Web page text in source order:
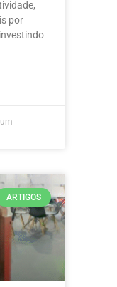
por
ARTIGOS